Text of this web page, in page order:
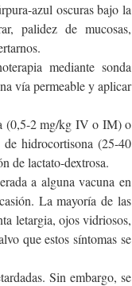
azul oscuras bajo la
palidez de mucosas,
mediante sonda
vía permeable y aplicar
(0,5-2 mg/kg IV o IM) o
hidrocortisona (25-40
de lactato-dextrosa.
a alguna vacuna en
La mayoría de las
letargia, ojos vidriosos,
que estos síntomas se
Sin embargo, se